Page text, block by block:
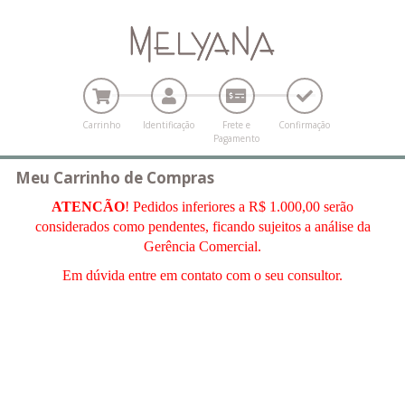
Carrinho Identificação
Frete e
Pagamento
Confirmação
Meu Carrinho de Compras
ATENCÃO! Pedidos inferiores a R$ 1.000,00 serão
considerados como pendentes, ficando sujeitos a análise da
Gerência Comercial.
Em dúvida entre em contato com o seu consultor.